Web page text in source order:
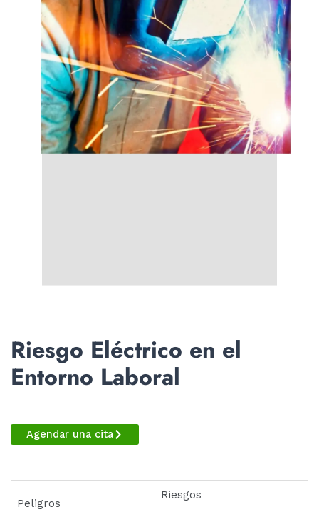
Riesgo Eléctrico en el
Entorno Laboral
Agendar una cita
Peligros
Riesgos